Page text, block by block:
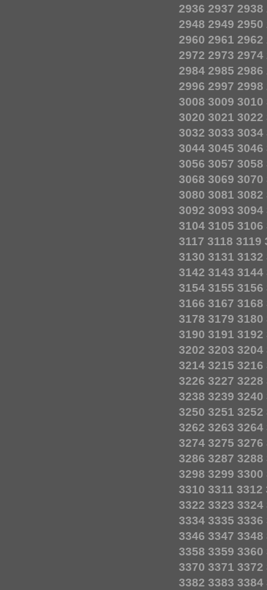
2936 2937 2938
2948 2949 2950
2960 2961 2962
2972 2973 2974
2984 2985 2986
2996 2997 2998
3008 3009 3010
3020 3021 3022
3032 3033 3034
3044 3045 3046
3056 3057 3058
3068 3069 3070
3080 3081 3082
3092 3093 3094
3104 3105 3106
3117 3118 3119
3130 3131 3132
3142 3143 3144
3154 3155 3156
3166 3167 3168
3178 3179 3180
3190 3191 3192
3202 3203 3204
3214 3215 3216
3226 3227 3228
3238 3239 3240
3250 3251 3252
3262 3263 3264
3274 3275 3276
3286 3287 3288
3298 3299 3300
3310 3311 3312
3322 3323 3324
3334 3335 3336
3346 3347 3348
3358 3359 3360
3370 3371 3372
3382 3383 3384